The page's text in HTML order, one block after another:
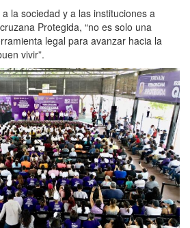
la sociedad y a las instituciones a
Protegida, “no es solo una
legal para avanzar hacia la
vivir”.